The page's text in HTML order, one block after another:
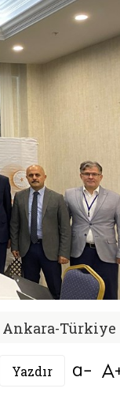
Ankara-Türkiye
Yazdır